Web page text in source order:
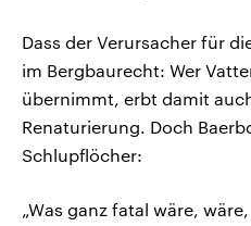
Dass der Verursacher für
im Bergbaurecht: Wer
übernimmt, erbt damit
Renaturierung. Doch
Schlupflöcher:
„Was ganz fatal wäre,